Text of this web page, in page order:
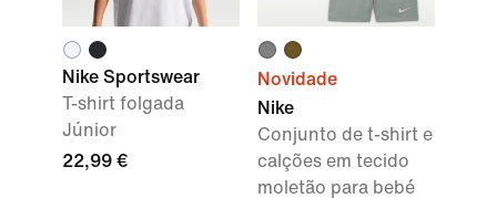
Nike Sportswear
T-shirt folgada
Júnior
22,99 €
Novidade
Nike
Conjunto de t-shirt e
calções em tecido
moletão para bebé